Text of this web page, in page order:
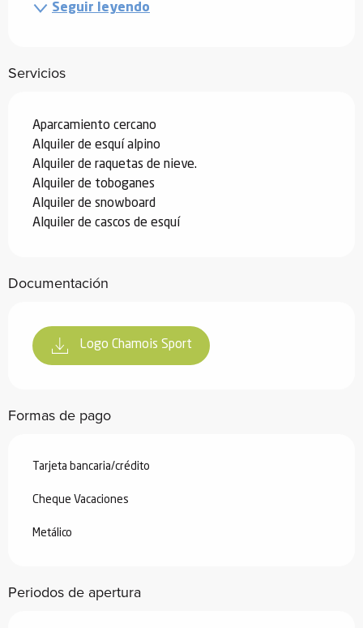
Seguir leyendo
Servicios
Aparcamiento cercano
Alquiler de esquí alpino
Alquiler de raquetas de nieve.
Alquiler de toboganes
Alquiler de snowboard
Alquiler de cascos de esquí
Documentación
Logo Chamois Sport
Formas de pago
Tarjeta bancaria/crédito
Cheque Vacaciones
Metálico
Periodos de apertura